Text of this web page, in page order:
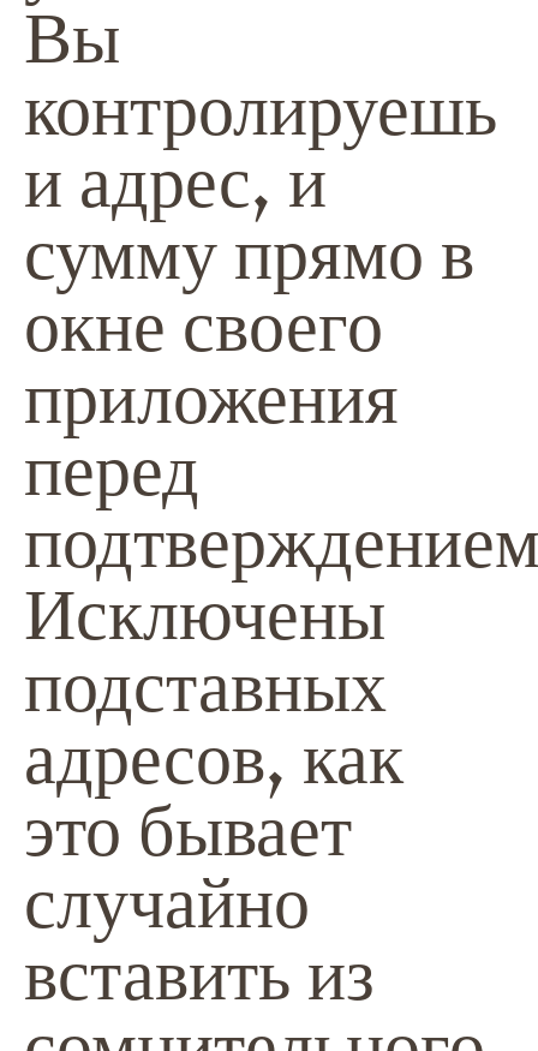
Вы
контролируешь
и адрес, и
сумму прямо в
окне своего
приложения
перед
Исключены
подставных
адресов, как
это бывает
случайно
вставить из